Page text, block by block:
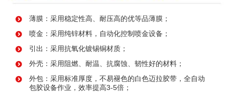
薄膜：采用稳定性高、耐压高的优等品薄膜；
喷金：采用纯锌材料，自动化控制喷金设备；
引出：采用抗氧化镀锡铜材质；
外壳：采用阻燃、耐温、抗腐蚀、韧性好的材料；
外包：采用标准厚度，不易褪色的白色迈拉胶带，全自动
包胶设备作业，效率提高3-5倍；